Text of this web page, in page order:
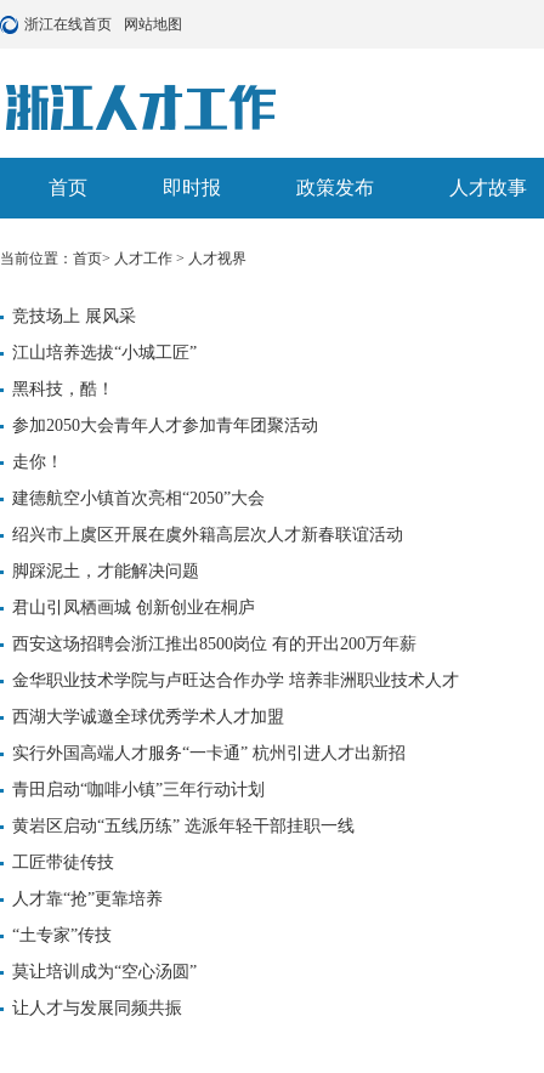
浙江在线首页 网站地图
首页 即时报 政策发布 人才故事
当前位置： 首页> 人才工作 > 人才视界
竞技场上 展风采
江山培养选拔“小城工匠”
黑科技，酷！
参加2050大会青年人才参加青年团聚活动
走你！
建德航空小镇首次亮相“2050”大会
绍兴市上虞区开展在虞外籍高层次人才新春联谊活动
脚踩泥土，才能解决问题
君山引凤栖画城 创新创业在桐庐
西安这场招聘会浙江推出8500岗位 有的开出200万年薪
金华职业技术学院与卢旺达合作办学 培养非洲职业技术人才
西湖大学诚邀全球优秀学术人才加盟
实行外国高端人才服务“一卡通” 杭州引进人才出新招
青田启动“咖啡小镇”三年行动计划
黄岩区启动“五线历练” 选派年轻干部挂职一线
工匠带徒传技
人才靠“抢”更靠培养
“土专家”传技
莫让培训成为“空心汤圆”
让人才与发展同频共振